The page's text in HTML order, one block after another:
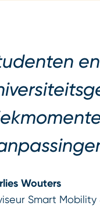
Wouters
Smart Mobility